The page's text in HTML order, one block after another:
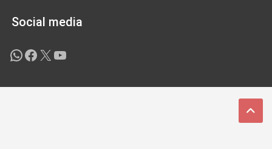
Social media
WhatsApp
Facebook
X YouTube